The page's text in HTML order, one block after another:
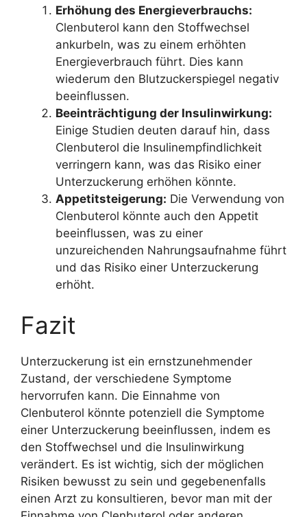
Erhöhung des Energieverbrauchs:
Clenbuterol kann den Stoffwechsel
ankurbeln, was zu einem erhöhten
Energieverbrauch führt. Dies kann
wiederum den Blutzuckerspiegel negativ
beeinflussen.
Beeinträchtigung der Insulinwirkung:
Einige Studien deuten darauf hin, dass
Clenbuterol die Insulinempfindlichkeit
verringern kann, was das Risiko einer
Unterzuckerung erhöhen könnte.
Appetitsteigerung: Die Verwendung von
Clenbuterol könnte auch den Appetit
beeinflussen, was zu einer
unzureichenden Nahrungsaufnahme führt
und das Risiko einer Unterzuckerung
erhöht.
Fazit
Unterzuckerung ist ein ernstzunehmender
Zustand, der verschiedene Symptome
hervorrufen kann. Die Einnahme von
Clenbuterol könnte potenziell die Symptome
einer Unterzuckerung beeinflussen, indem es
den Stoffwechsel und die Insulinwirkung
verändert. Es ist wichtig, sich der möglichen
Risiken bewusst zu sein und gegebenenfalls
einen Arzt zu konsultieren, bevor man mit der